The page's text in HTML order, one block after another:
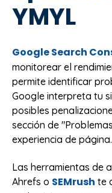
YMYL
Google Search
monitorear el
permite identificar
Google interpreta tu
posibles
sección de
experiencia de página.
Las herramientas de
Ahrefs o SEMrush te